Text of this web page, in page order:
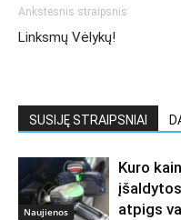
Ankstesnis straipsnis
Linksmų Vėlykų!
SUSIJĘ STRAIPSNIAI
Naujienos
Kuro
atpigs